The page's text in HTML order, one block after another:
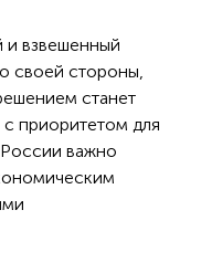
и взвешенный
своей стороны,
станет
с приоритетом для
важно